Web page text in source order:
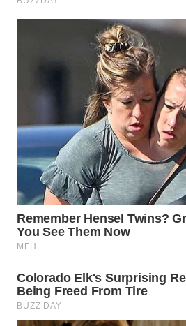
LIKUPANG
WN
LABUANBAJO
WN
BORNEO
Wahana
Media
WAHANA
NEWS